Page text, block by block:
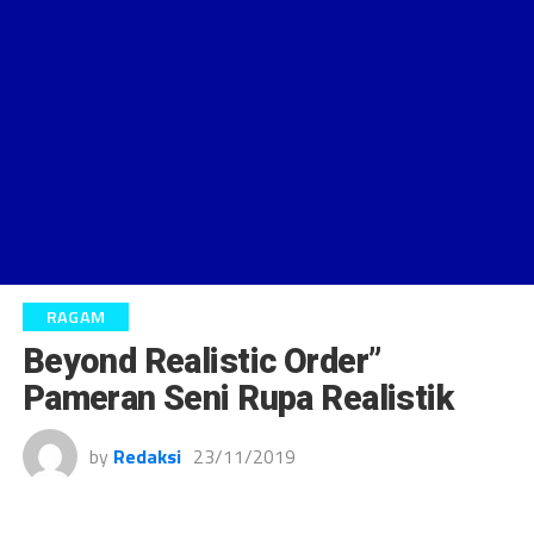
RAGAM
Beyond Realistic Order”
Pameran Seni Rupa Realistik
by Redaksi 23/11/2019